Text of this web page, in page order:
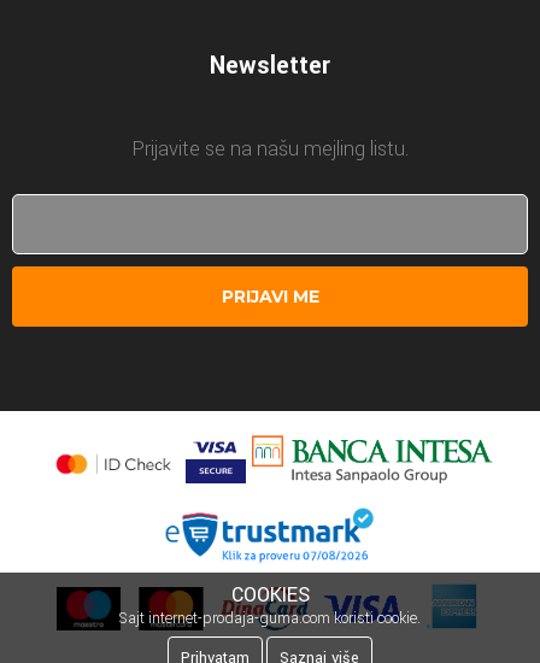
Newsletter
Prijavite se na našu mejling listu.
PRIJAVI ME
COOKIES
Sajt internet-prodaja-guma.com koristi cookie.
Prihvatam
Saznaj više